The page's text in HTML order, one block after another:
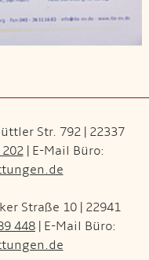
Str. 792 | 22337
| E-Mail Büro:
Straße 10 | 22941
448 | E-Mail Büro: